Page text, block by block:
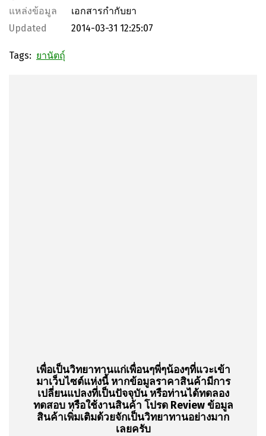
แหล่งข้อมูล
เอกสารกำกับยา
Updated
2014-03-31 12:25:07
Tags: ยานัตถุ์
เพื่อเป็นวิทยาทานแก่เพื่อนๆพี่ๆน้องๆที่แวะเข้า
มาเว็บไซต์แห่งนี้ หากข้อมูลราคาสินค้ามีการ
เปลี่ยนแปลงที่เป็นปัจจุบัน หรือท่านได้ทดลอง
ทดสอบ หรือใช้งานสินค้า โปรด Review ข้อมูล
สินค้าเพิ่มเติมด้วยจักเป็นวิทยาทานอย่างมาก
เลยครับ